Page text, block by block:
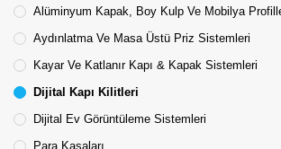
Alüminyum Kapak, Boy Kulp Ve Mobilya
Aydınlatma Ve Masa Üstü Priz Sistemleri
Kayar Ve Katlanır Kapı & Kapak Sistemleri
Dijital Kapı Kilitleri
Dijital Ev Görüntüleme Sistemleri
Para Kasaları